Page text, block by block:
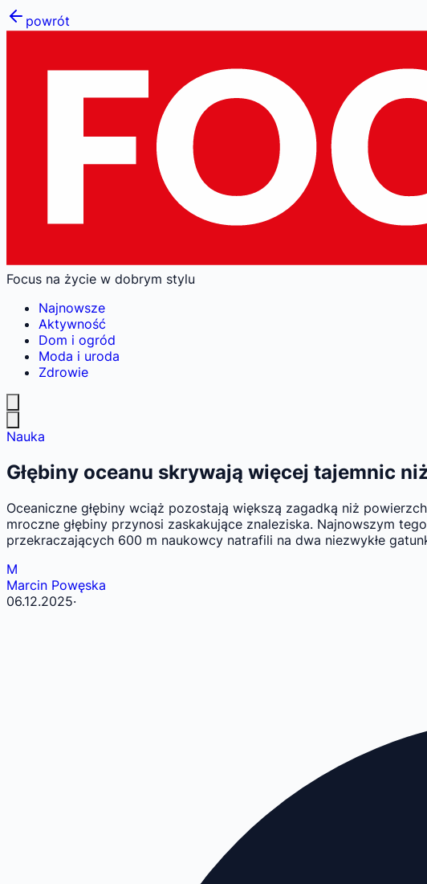
powrót
Focus na życie w dobrym stylu
Najnowsze
Aktywność
Dom i ogród
Moda i uroda
Zdrowie
Nauka
Głębiny oceanu skrywają więcej tajemnic
Oceaniczne głębiny wciąż pozostają większą zagadką niż
mroczne głębiny przynosi zaskakujące znaleziska. Najnowszym
przekraczających 600 m naukowcy natrafili na dwa niezwykłe
M
Marcin Powęska
06.12.2025·